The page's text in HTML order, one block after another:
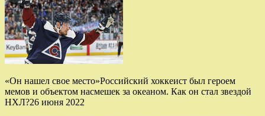
«Он нашел свое место»Российский хоккеист был героем
мемов и объектом насмешек за океаном. Как он стал звездой
НХЛ?26 июня 2022